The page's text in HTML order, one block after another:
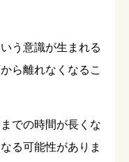
う意識が生まれる
ら離れなくなるこ
での時間が長くな
る可能性がありま